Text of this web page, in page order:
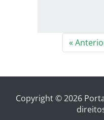
«
Copyright © 2026